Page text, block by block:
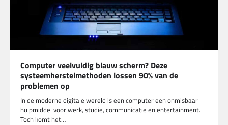
Computer veelvuldig blauw scherm? Deze
systeemherstelmethoden lossen 90% van de
problemen op
In de moderne digitale wereld is een computer een onmisbaar
hulpmiddel voor werk, studie, communicatie en entertainment.
Toch komt het…